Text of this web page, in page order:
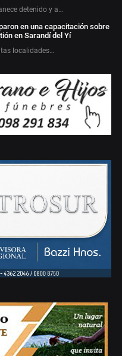
detenido y a…
en una capacitación sobre
en Sarandí del Yí
localidades…